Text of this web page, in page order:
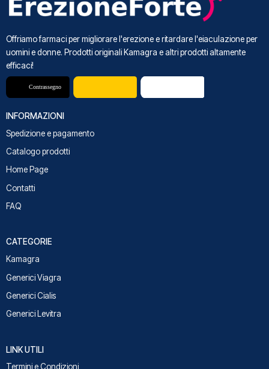
Offriamo farmaci per migliorare l'erezione e ritardare l'eiaculazione per
uomini e donne. Prodotti originali Kamagra e altri prodotti altamente
efficaci!
INFORMAZIONI
Spedizione e pagamento
Catalogo prodotti
Home Page
Contatti
FAQ
CATEGORIE
Kamagra
Generici Viagra
Generici Cialis
Generici Levitra
LINK UTILI
Termini e Condizioni